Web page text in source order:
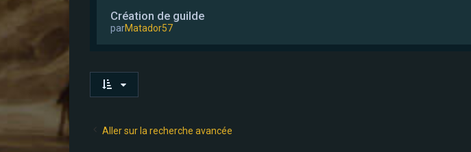
Création de guilde
parMatador57
Aller sur la recherche avancée